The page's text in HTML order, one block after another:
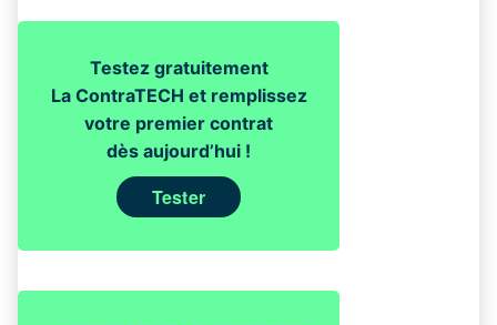
Testez gratuitement
La ContraTECH et remplissez
votre premier contrat
dès aujourd’hui !
Tester